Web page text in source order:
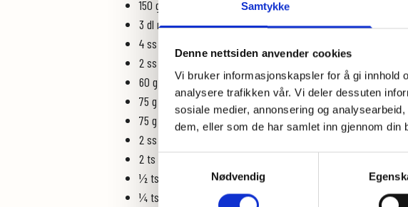
Samtykke
Denne nettsiden anvender cookies
Vi bruker informasjonskapsler for å gi innhold
analysere trafikken vår. Vi deler dessuten
sosiale medier, annonsering og
dem, eller som de har samlet inn gjennom din
Nødvendig
150 g surdeig starter (kan erstattes av 75 g mel og 75 g vann/
3 dl melk/plantemelk
4 ss sitronsaft
2 ss sitronskall (kun det gule)
60 g lønnesirup/sukker
75 g
bokhvetemel
75 g
havremel
2 ss valmuefrø
2 ts bakepulver
½ ts vaniljepulver
¼ ts havsalt